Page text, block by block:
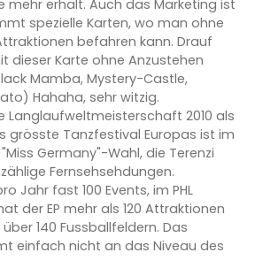
mehr erhält. Auch das Marketing ist
spezielle Karten, wo man ohne
befahren kann. Drauf
dieser Karte ohne Anzustehen
Mamba, Mystery-Castle,
Hahaha, sehr witzig.
Langlaufweltmeisterschaft 2010 als
grösste Tanzfestival Europas ist im
Germany"-Wahl, die Terenzi
Fernsehsehdungen.
Jahr fast 100 Events, im PHL
der EP mehr als 120 Attraktionen
140 Fussballfeldern. Das
einfach nicht an das Niveau des